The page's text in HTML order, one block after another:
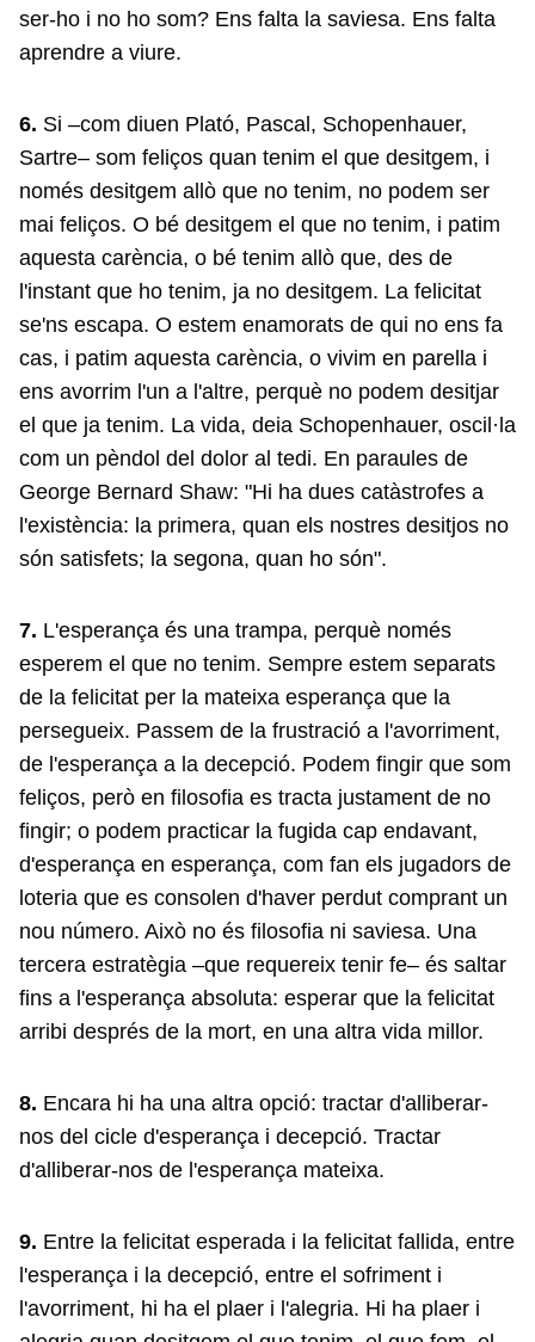
ser-ho i no ho som? Ens falta la saviesa. Ens falta
aprendre a viure.
6. Si –com diuen Plató, Pascal, Schopenhauer,
Sartre– som feliços quan tenim el que desitgem, i
només desitgem allò que no tenim, no podem ser
mai feliços. O bé desitgem el que no tenim, i patim
aquesta carència, o bé tenim allò que, des de
l'instant que ho tenim, ja no desitgem. La felicitat
se'ns escapa. O estem enamorats de qui no ens fa
cas, i patim aquesta carència, o vivim en parella i
ens avorrim l'un a l'altre, perquè no podem desitjar
el que ja tenim. La vida, deia Schopenhauer, oscil·la
com un pèndol del dolor al tedi. En paraules de
George Bernard Shaw: "Hi ha dues catàstrofes a
l'existència: la primera, quan els nostres desitjos no
són satisfets; la segona, quan ho són".
7. L'esperança és una trampa, perquè només
esperem el que no tenim. Sempre estem separats
de la felicitat per la mateixa esperança que la
persegueix. Passem de la frustració a l'avorriment,
de l'esperança a la decepció. Podem fingir que som
feliços, però en filosofia es tracta justament de no
fingir; o podem practicar la fugida cap endavant,
d'esperança en esperança, com fan els jugadors de
loteria que es consolen d'haver perdut comprant un
nou número. Això no és filosofia ni saviesa. Una
tercera estratègia –que requereix tenir fe– és saltar
fins a l'esperança absoluta: esperar que la felicitat
arribi després de la mort, en una altra vida millor.
8. Encara hi ha una altra opció: tractar d'alliberar-
nos del cicle d'esperança i decepció. Tractar
d'alliberar-nos de l'esperança mateixa.
9. Entre la felicitat esperada i la felicitat fallida, entre
l'esperança i la decepció, entre el sofriment i
l'avorriment, hi ha el plaer i l'alegria. Hi ha plaer i